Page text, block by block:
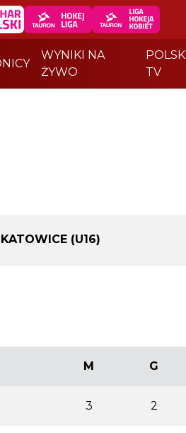
WYNIKI NA
ŻYWO
TV
(U16)
M G
3 2